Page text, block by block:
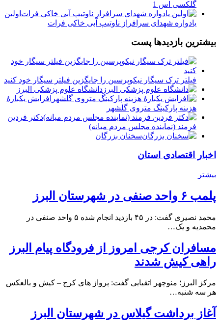
گلکسی اس 1
اولین
یادواره شهدای سرافراز ناوتیپ آبی خاکی فرات
بیشترین بازدیدها پست
فیلتر ترک سیگار نیکوپرسین را جایگزین فیلتر سیگار خود کنید
دانشگاه علوم پزشکی البرز
افزایش یکبارۀ
هزینه پارکینگ متروی گلشهر
دكتر فردين
فرمند (نماينده مجلس مردم میانه)
سخنان بزرگان
اخبار اقتصادی استان
بیشتر
پلمب ۶ واحد صنفی در شهرستان البرز
محمد نصیری گفت: در ۴۵ بازدید انجام شده ۵ واحد صنفی در
محمدیه و یک…
مسافران کرجی امروز از فرودگاه پیام البرز
راهی کیش شدند
مرکز البرز؛ منوچهر اتقیایی گفت: پرواز های کرج – کیش و بالعکس
هر سه شنبه…
آغاز برداشت گیلاس در شهرستان البرز